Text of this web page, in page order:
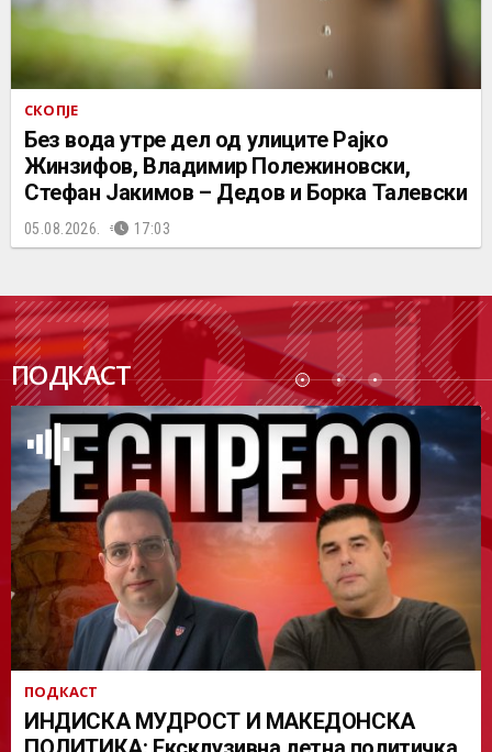
СКОПЈЕ
Без вода утре дел од улиците Рајко
Жинзифов, Владимир Полежиновски,
Стефан Јакимов – Дедов и Борка Талевски
05.08.2026. 17:03
ПОДКАСТ
ПОДК
АСТ
ПОДКАСТ
ИНДИСКА МУДРОСТ И МАКЕДОНСКА